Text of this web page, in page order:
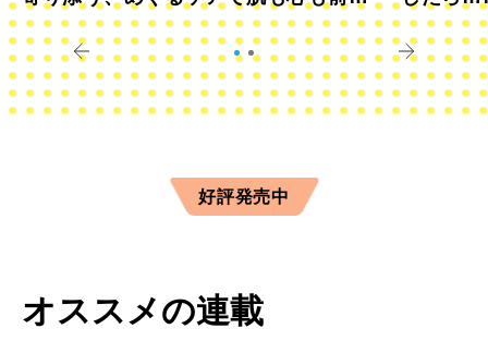
きに
すか？
好評発売中
オススメの連載